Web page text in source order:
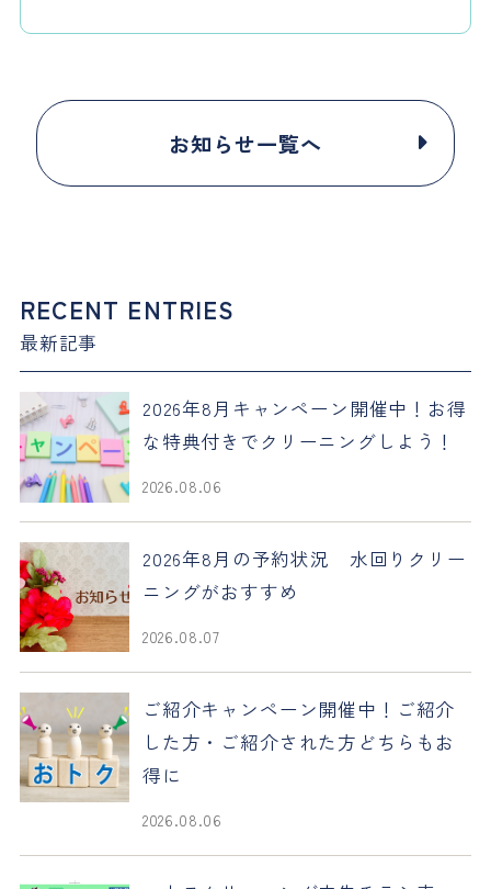
お知らせ一覧へ
RECENT ENTRIES
最新記事
2026年8月キャンペーン開催中！お得
な特典付きでクリーニングしよう！
2026.08.06
2026年8月の予約状況 水回りクリー
ニングがおすすめ
2026.08.07
ご紹介キャンペーン開催中！ご紹介
した方・ご紹介された方どちらもお
得に
2026.08.06